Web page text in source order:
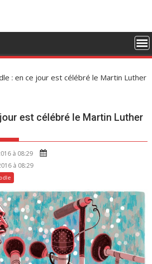
: en ce jour est célébré le Martin Luther
est célébré le Martin Luther
à 08:29
à 08:29